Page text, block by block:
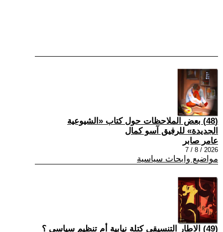
(48) بعض الملاحظات حول كتاب «الشيوعية
الجديدة» للرفيق آسو كمال
عامر صابر
2026 / 8 / 7
مواضيع وابحاث سياسية
(49) الاطار التنسيقي كتلة نيابية أم تنظيم سياسي ؟